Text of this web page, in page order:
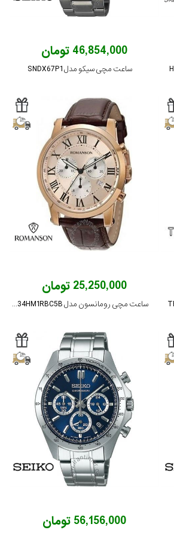
46,854,000 تومان
ساعت مچی سیکو مدل SNDX67P1
25,250,000 تومان
ساعت مچی رومانسون مدل TL0334HM1RBC5B
56,156,000 تومان